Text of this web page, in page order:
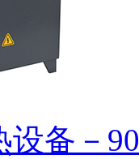
设备－